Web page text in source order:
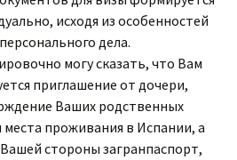
исходя из особенностей
дела.
могу сказать, что Вам
приглашение от дочери,
Ваших родственных
места проживания в Испании, а
стороны загранпаспорт,